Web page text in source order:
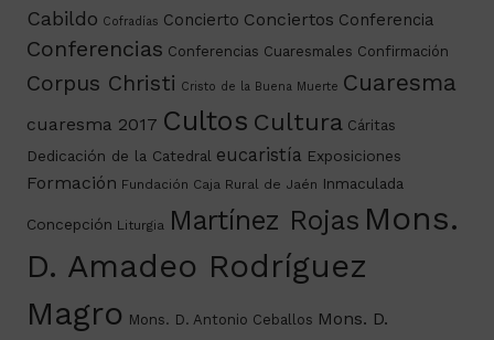
Cabildo Cofradías Concierto Conciertos Conferencia
Conferencias Conferencias Cuaresmales Confirmación
Corpus Christi Cristo de la Buena Muerte Cuaresma
cuaresma 2017 Cultos Cultura Cáritas
Dedicación de la Catedral eucaristía Exposiciones
Formación Fundación Caja Rural de Jaén Inmaculada
Concepción Liturgia Martínez Rojas Mons.
D. Amadeo Rodríguez
Magro Mons. D. Antonio Ceballos Mons. D.